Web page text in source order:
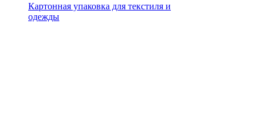
Картонная упаковка для текстиля и
одежды